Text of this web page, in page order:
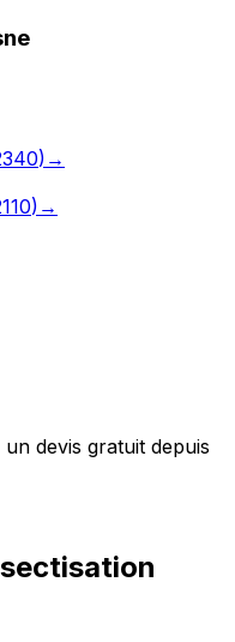
) →
) →
devis gratuit depuis